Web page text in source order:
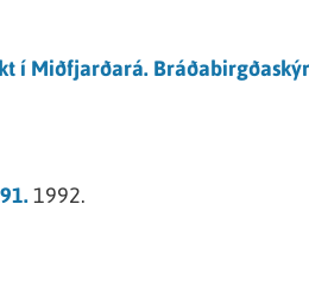
í Miðfjarðará.
1992.